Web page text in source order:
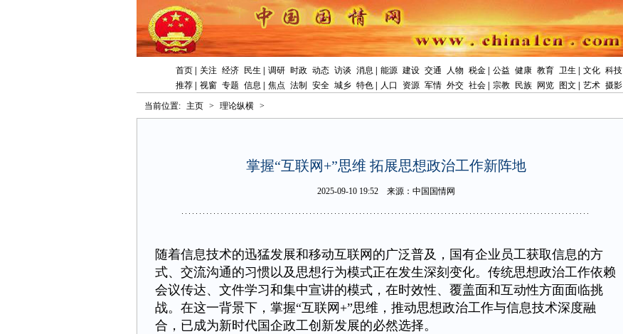
首页 关注 经济 民生 调研 时政 动态 访谈 消息 能源 建设 交通 人物 税金 公益 健康 教育 卫生 文化 科技
推荐
视窗 专题 信息 焦点 法制 安全 城乡 特色 人口 资源 军情 外交 社会 宗教 民族 网览 图文 艺术 摄影
当前位置: 主页 > 理论纵横 >
掌握“互联网+”思维拓展思想政治工作新阵地
2025-09-1019:52 来源：中国国情网
随着信息技术的迅猛发展和移动互联网的广泛普及，国有企业员工获取信息的方
式、交流沟通的习惯以及思想行为模式正在发生深刻变化。传统思想政治工作依赖
会议传达、文件学习和集中宣讲的模式，在时效性、覆盖面和互动性方面面临挑
战。在这一背景下，掌握“互联网+”思维，推动思想政治工作与信息技术深度融
合，已成为新时代国企政工创新发展的必然选择。